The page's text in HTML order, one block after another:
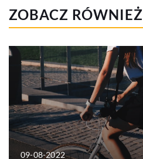
ZOBACZ RÓWNIEŻ
09-08-2022